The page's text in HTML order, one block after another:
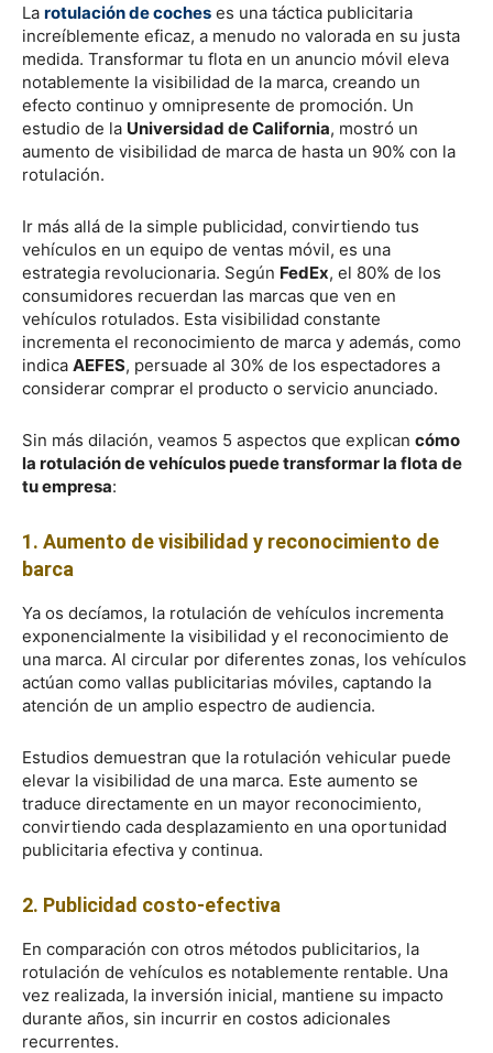
La rotulación de coches es una táctica publicitaria
increíblemente eficaz, a menudo no valorada en su justa
medida. Transformar tu flota en un anuncio móvil eleva
notablemente la visibilidad de la marca, creando un
efecto continuo y omnipresente de promoción. Un
estudio de la Universidad de California, mostró un
aumento de visibilidad de marca de hasta un 90% con la
rotulación.
Ir más allá de la simple publicidad, convirtiendo tus
vehículos en un equipo de ventas móvil, es una
estrategia revolucionaria. Según FedEx, el 80% de los
consumidores recuerdan las marcas que ven en
vehículos rotulados. Esta visibilidad constante
incrementa el reconocimiento de marca y además, como
indica AEFES, persuade al 30% de los espectadores a
considerar comprar el producto o servicio anunciado.
Sin más dilación, veamos 5 aspectos que explican cómo
la rotulación de vehículos puede transformar la flota de
tu empresa:
1. Aumento de visibilidad y reconocimiento de
barca
Ya os decíamos, la rotulación de vehículos incrementa
exponencialmente la visibilidad y el reconocimiento de
una marca. Al circular por diferentes zonas, los vehículos
actúan como vallas publicitarias móviles, captando la
atención de un amplio espectro de audiencia.
Estudios demuestran que la rotulación vehicular puede
elevar la visibilidad de una marca. Este aumento se
traduce directamente en un mayor reconocimiento,
convirtiendo cada desplazamiento en una oportunidad
publicitaria efectiva y continua.
2. Publicidad costo-efectiva
En comparación con otros métodos publicitarios, la
rotulación de vehículos es notablemente rentable. Una
vez realizada, la inversión inicial, mantiene su impacto
durante años, sin incurrir en costos adicionales
recurrentes.